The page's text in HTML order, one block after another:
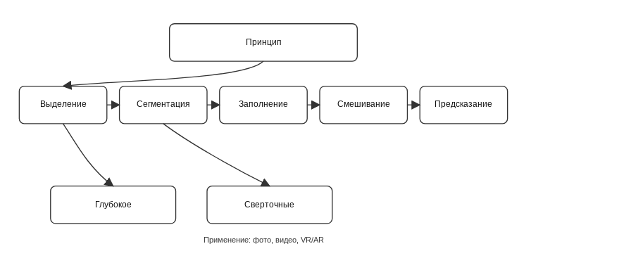
Принцип
Выделение Сегментация Заполнение Смешивание Предсказание
Глубокое Сверточные
Применение: фото, видео, VR/AR